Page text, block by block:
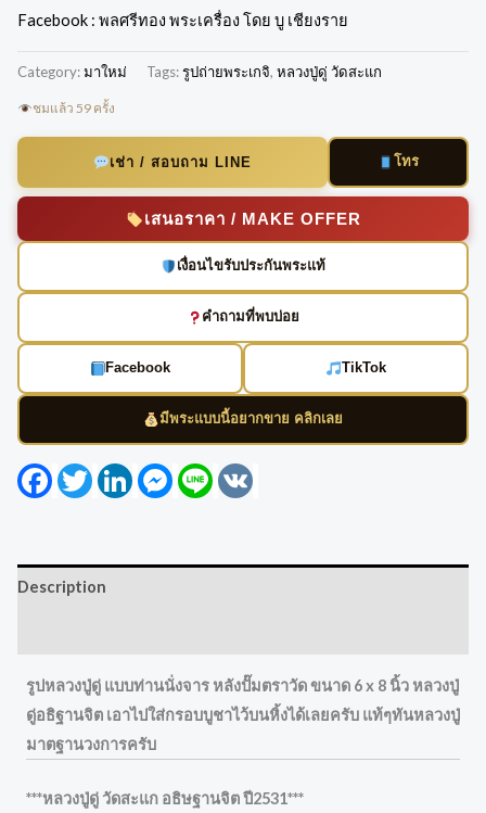
Facebook : พลศรีทอง พระเครื่อง โดย บู เชียงราย
Category:มาใหม่ Tags:รูปถ่ายพระเกจิ, หลวงปู่ดู่ วัดสะแก
ชมแล้ว 59 ครั้ง
เช่า / สอบถาม LINE โทร
เสนอราคา / MAKE OFFER
เงื่อนไขรับประกันพระแท้
คำถามที่พบบ่อย
Facebook TikTok
มีพระแบบนี้อยากขาย คลิกเลย
FacebookTwitterLinkedInMessenger
Line
Description
รูปหลวงปู่ดู่ แบบท่านนั่งจาร หลังปั๊มตราวัด ขนาด 6 x 8 นิ้ว หลวงปู่
ดู่อธิฐานจิต เอาไปใส่กรอบบูชาไว้บนหิ้งได้เลยครับ แท้ๆทันหลวงปู่
มาตฐานวงการครับ
***หลวงปู่ดู่ วัดสะแก อธิษฐานจิต ปี2531***